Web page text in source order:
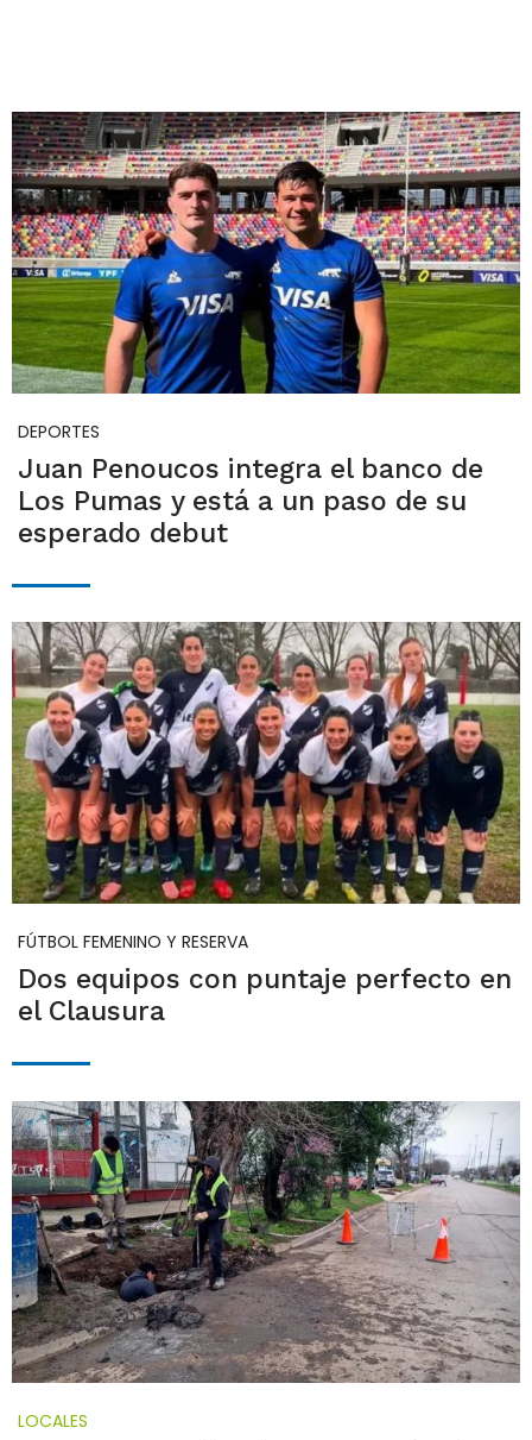
DEPORTES
Juan Penoucos integra el banco de
Los Pumas y está a un paso de su
esperado debut
FÚTBOL FEMENINO Y RESERVA
Dos equipos con puntaje perfecto en
el Clausura
LOCALES